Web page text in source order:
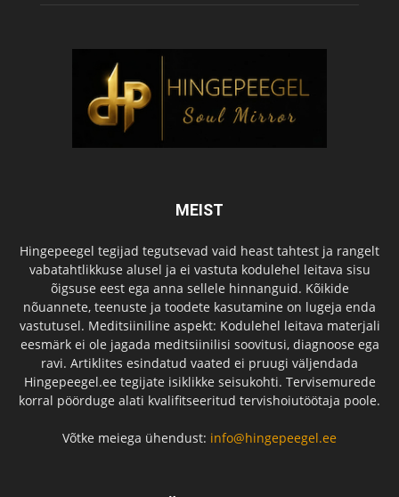
MEIST
Hingepeegel tegijad tegutsevad vaid heast tahtest ja rangelt
vabatahtlikkuse alusel ja ei vastuta kodulehel leitava sisu
õigsuse eest ega anna sellele hinnanguid. Kõikide
nõuannete, teenuste ja toodete kasutamine on lugeja enda
vastutusel. Meditsiiniline aspekt: Kodulehel leitava materjali
eesmärk ei ole jagada meditsiinilisi soovitusi, diagnoose ega
ravi. Artiklites esindatud vaated ei pruugi väljendada
Hingepeegel.ee tegijate isiklikke seisukohti. Tervisemurede
korral pöörduge alati kvalifitseeritud tervishoiutöötaja poole.
Võtke meiega ühendust: info@hingepeegel.ee